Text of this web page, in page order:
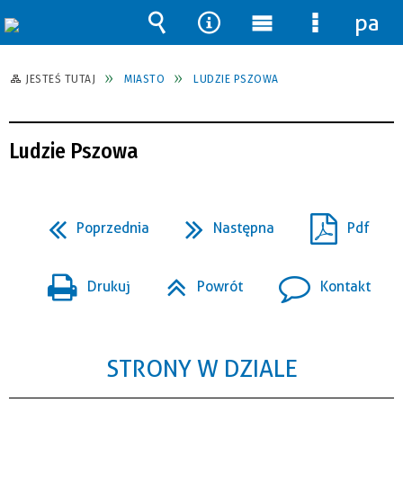
JESTEŚ TUTAJ MIASTO LUDZIE PSZOWA
Ludzie Pszowa
Poprzednia Następna Pdf
Drukuj Powrót Kontakt
STRONY W DZIALE
Wyszukiwarka
Narzędzia
Menu
główne
Menu